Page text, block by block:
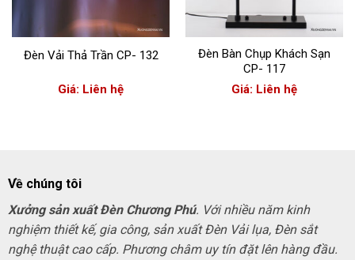
Đèn Vải Thả Trần CP- 132
Giá: Liên hệ
Đèn Bàn Chụp Khách Sạn
CP- 117
Giá: Liên hệ
Về chúng tôi
Xưởng sản xuất Đèn Chương Phú. Với nhiều năm kinh
nghiệm thiết kế, gia công, sản xuất Đèn Vải lụa, Đèn sắt
nghệ thuật cao cấp. Phương châm uy tín đặt lên hàng đầu.